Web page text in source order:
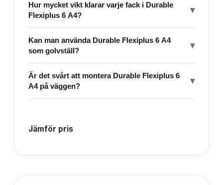
Hur mycket vikt klarar varje fack i Durable
Flexiplus 6 A4?
▾
Kan man använda Durable Flexiplus 6 A4
som golvställ?
▾
Är det svårt att montera Durable Flexiplus 6
A4 på väggen?
▾
Jämför pris